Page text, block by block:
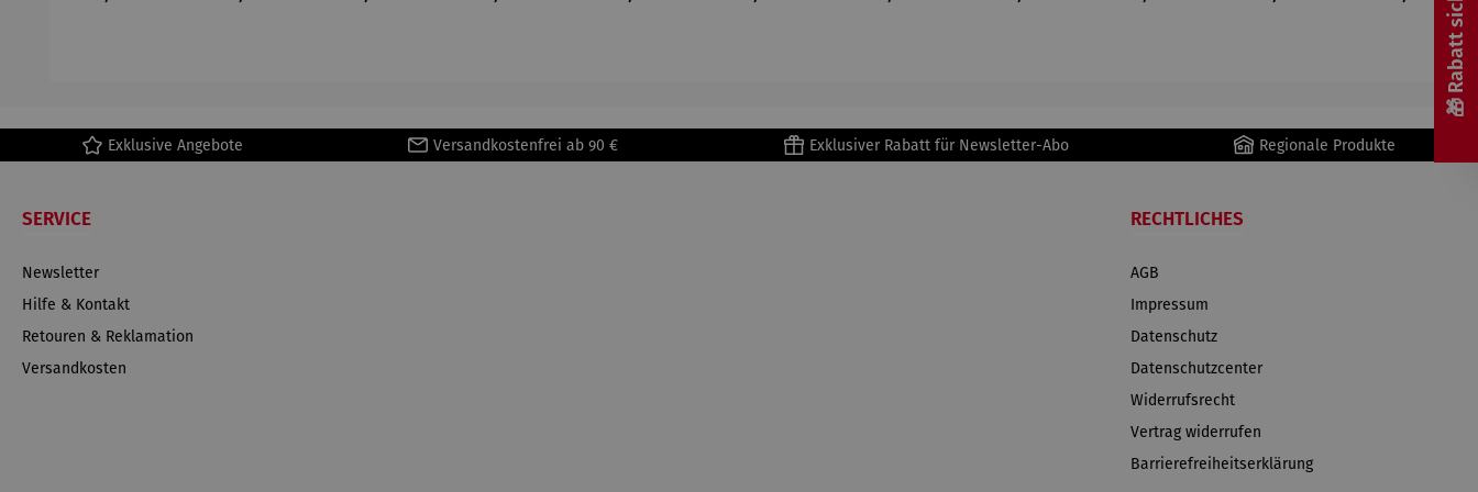
Exklusive Angebote Versandkostenfrei ab 90 € Exklusiver Rabatt für Newsletter-Abo Regionale Produkte
SERVICE
Newsletter
Hilfe & Kontakt
Retouren & Reklamation
Versandkosten
RECHTLICHES
AGB
Impressum
Datenschutz
Datenschutzcenter
Widerrufsrecht
Vertrag widerrufen
Barrierefreiheitserklärung